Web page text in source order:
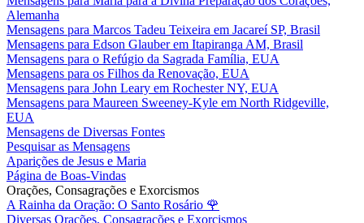
Alemanha
Mensagens para Marcos Tadeu Teixeira em Jacareí SP, Brasil
Mensagens para Edson Glauber em Itapiranga AM, Brasil
Mensagens para o Refúgio da Sagrada Família, EUA
Mensagens para os Filhos da Renovação, EUA
Mensagens para John Leary em Rochester NY, EUA
Mensagens para Maureen Sweeney-Kyle em North Ridgeville,
EUA
Mensagens de Diversas Fontes
Pesquisar as Mensagens
Aparições de Jesus e Maria
Página de Boas-Vindas
Orações, Consagrações e Exorcismos
A Rainha da Oração: O Santo Rosário 🌹
Diversas Orações, Consagrações e Exorcismos